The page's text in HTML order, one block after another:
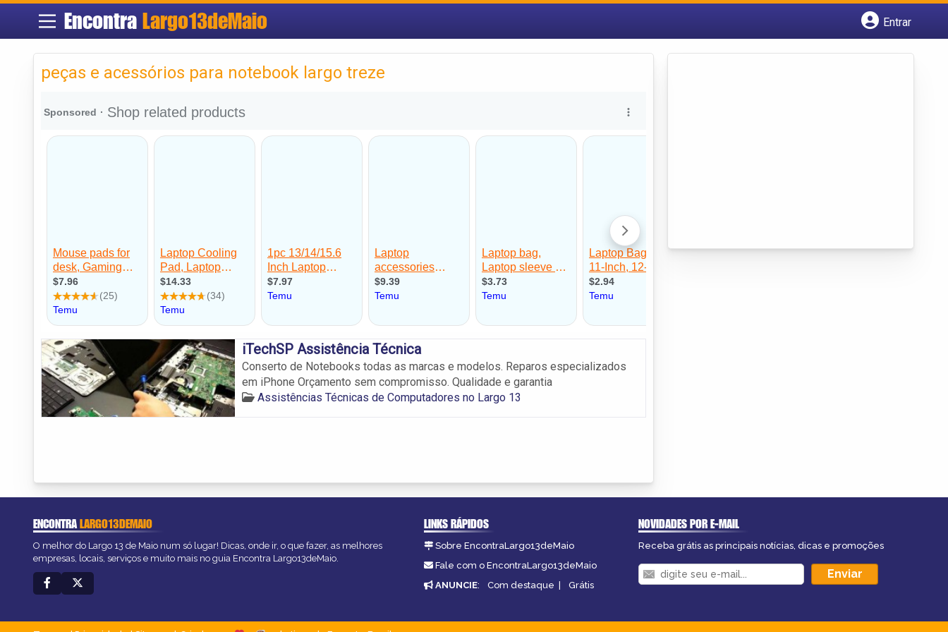
Encontra Largo13deMaio
Entrar
peças e acessórios para notebook largo treze
iTechSP Assistência Técnica
Conserto de Notebooks todas as marcas e modelos. Reparos especializados
em iPhone Orçamento sem compromisso. Qualidade e garantia
Assistências Técnicas de Computadores no Largo 13
ENCONTRALARGO13DEMAIO
O melhor do Largo 13 de Maio num só lugar! Dicas, onde ir, o que fazer, as melhores
empresas, locais, serviços e muito mais no guia Encontra Largo13deMaio.
LINKS RÁPIDOS
Sobre EncontraLargo13deMaio
Fale com o EncontraLargo13deMaio
ANUNCIE: Com destaque | Grátis
NOVIDADES POR E-MAIL
Receba grátis as principais notícias, dicas e promoções